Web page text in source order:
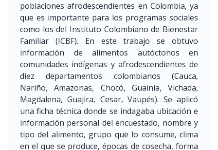
poblaciones afrodescendientes en Colombia, ya
que es importante para los programas sociales
como los del Instituto Colombiano de Bienestar
Familiar (ICBF). En este trabajo se obtuvo
información de alimentos autóctonos en
comunidades indígenas y afrodescendientes de
diez departamentos colombianos (Cauca,
Nariño, Amazonas, Chocó, Guainía, Vichada,
Magdalena, Guajira, Cesar, Vaupés). Se aplicó
una ficha técnica donde se indagaba ubicación e
información personal del encuestado, nombre y
tipo del alimento, grupo que lo consume, clima
en el que se produce, épocas de cosecha, forma